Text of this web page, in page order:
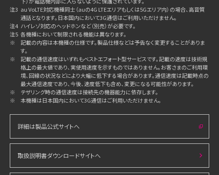
注3 au VoLTE対応機種同士（auの4G LTEエリアもしくは5Gエリア内）の場合、高音質
通話となります。日本国内において3G通信はご利用いただけません。
注4 ハイレゾ対応のヘッドホンなど（別売）が必要です。
注5 各機種において制限される機能は異なります。
※
記載の内容は本機種の仕様です。製品仕様などは予告なく変更することがありま
す。
※
記載の通信速度はいずれもベストエフォート型サービスです。記載の速度は技術規
格上の最大値であり、実使用速度を示すものではありません。お客さまのご利用環
境、回線の状況などにより大幅に低下する場合があります。通信速度は記載時点の
最大通信速度であり、今後、速度低下も含め、変更になる可能性があります。
※
テザリング時の通信速度は接続先の機器能力に依存します。
※
本機種は日本国内において3G通信はご利用いただけません。
詳細は製品公式サイトへ
取扱説明書ダウンロードサイトへ